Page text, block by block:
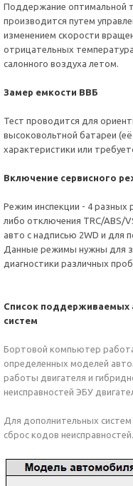
Поддержание оптимальной
производится путем
изменением скорости
отрицательных
салонного воздуха летом.
Замер емкости ВВБ
Тест проводится для
высоковольтной батареи
характеристики или
Включение сервисного
Режим инспекции - 4 разных
либо отключения TRC/ABS/
авто с надписью 2WD и для
Данные режимы нужны для
диагностики различных
Список поддерживаемых
систем
Бортовой компьютер
определенных моделей
работы двигателя и
неисправностей ЭБУ
Для дополнительных
сброс кодов неисправностей.